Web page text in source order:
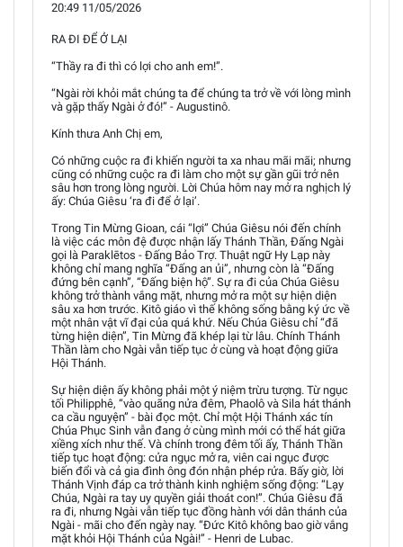
20:49 11/05/2026
RA ĐI ĐỂ Ở LẠI
“Thầy ra đi thì có lợi cho anh em!”.
“Ngài rời khỏi mắt chúng ta để chúng ta trở về với lòng mình
và gặp thấy Ngài ở đó!” - Augustinô.
Kính thưa Anh Chị em,
Có những cuộc ra đi khiến người ta xa nhau mãi mãi; nhưng
cũng có những cuộc ra đi làm cho một sự gần gũi trở nên
sâu hơn trong lòng người. Lời Chúa hôm nay mở ra nghịch lý
ấy: Chúa Giêsu ‘ra đi để ở lại’.
Trong Tin Mừng Gioan, cái “lợi” Chúa Giêsu nói đến chính
là việc các môn đệ được nhận lấy Thánh Thần, Đấng Ngài
gọi là Paraklētos - Đấng Bảo Trợ. Thuật ngữ Hy Lạp này
không chỉ mang nghĩa “Đấng an ủi”, nhưng còn là “Đấng
đứng bên cạnh”, “Đấng biện hộ”. Sự ra đi của Chúa Giêsu
không trở thành vắng mặt, nhưng mở ra một sự hiện diện
sâu xa hơn trước. Kitô giáo vì thế không sống bằng ký ức về
một nhân vật vĩ đại của quá khứ. Nếu Chúa Giêsu chỉ “đã
từng hiện diện”, Tin Mừng đã khép lại từ lâu. Chính Thánh
Thần làm cho Ngài vẫn tiếp tục ở cùng và hoạt động giữa
Hội Thánh.
Sự hiện diện ấy không phải một ý niệm trừu tượng. Từ ngục
tối Philipphê, “vào quãng nửa đêm, Phaolô và Sila hát thánh
ca cầu nguyện” - bài đọc một. Chỉ một Hội Thánh xác tín
Chúa Phục Sinh vẫn đang ở cùng mình mới có thể hát giữa
xiềng xích như thế. Và chính trong đêm tối ấy, Thánh Thần
tiếp tục hoạt động: cửa ngục mở ra, viên cai ngục được
biến đổi và cả gia đình ông đón nhận phép rửa. Bấy giờ, lời
Thánh Vịnh đáp ca trở thành kinh nghiệm sống động: “Lạy
Chúa, Ngài ra tay uy quyền giải thoát con!”. Chúa Giêsu đã
ra đi, nhưng Ngài vẫn tiếp tục đồng hành với dân thánh của
Ngài - mãi cho đến ngày nay. “Đức Kitô không bao giờ vắng
mặt khỏi Hội Thánh của Ngài!” - Henri de Lubac.